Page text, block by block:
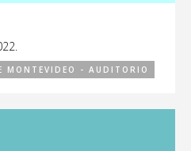
MONTEVIDEO - AUDITORIO